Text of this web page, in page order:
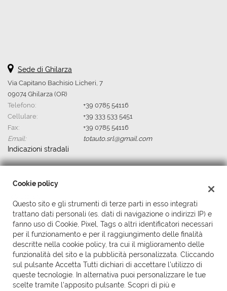
Sede di Ghilarza
Via Capitano Bachisio Licheri, 7
09074 Ghilarza (OR)
Telefono:
+39 0785 54116
Cellulare:
+39 333 533 5451
Fax:
+39 0785 54116
Email:
totauto.srl@gmail.com
Indicazioni stradali
Dati fiscali:
Via capitano bachisio Licheri ,2, Ghilarza (OR)
P.IVA:00703850958
Registro delle imprese:
N° 00703850958
Ditta individuale
Cookie policy
Questo sito e gli strumenti di terze parti in esso integrati
trattano dati personali (es. dati di navigazione o indirizzi IP) e
fanno uso di Cookie, Pixel, Tags o altri identificatori necessari
per il funzionamento e per il raggiungimento delle finalità
descritte nella cookie policy, tra cui il miglioramento delle
funzionalità del sito e la pubblicità personalizzata. Cliccando
sul pulsante Accetta Tutti dichiari di accettare l'utilizzo di
queste tecnologie. In alternativa puoi personalizzare le tue
scelte tramite l'apposito pulsante. Scopri di più e